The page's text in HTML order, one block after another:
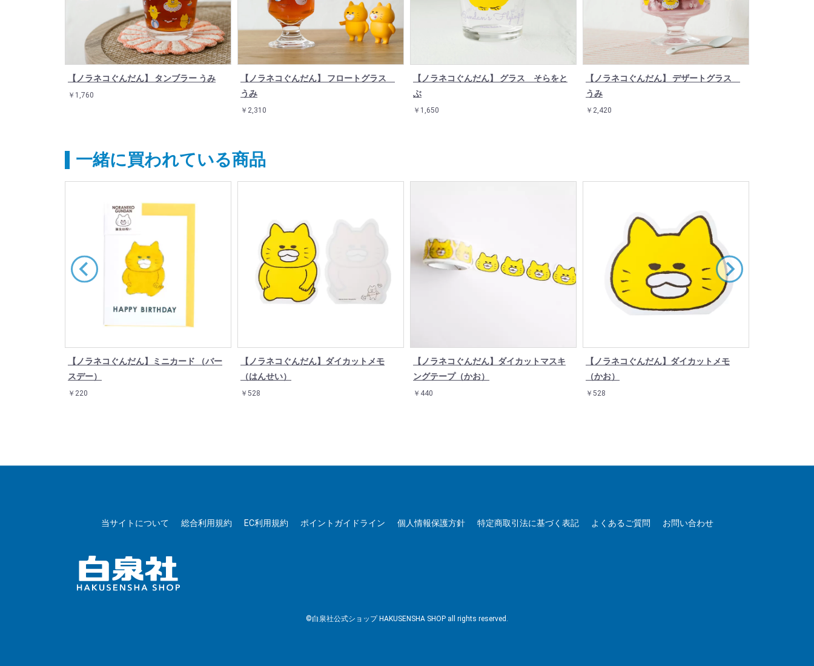
【ノラネコぐんだん】 タンブラー うみ
￥1,760
【ノラネコぐんだん】 フロートグラス
うみ
￥2,310
【ノラネコぐんだん】 グラス そらをと
ぶ
￥1,650
【ノラネコぐんだん】 デザートグラス
うみ
￥2,420
一緒に買われている商品
【ノラネコぐんだん】ミニカード （バー
スデー）
￥220
【ノラネコぐんだん】ダイカットメモ
（はんせい）
￥528
【ノラネコぐんだん】ダイカットマスキ
ングテープ（かお）
￥440
【ノラネコぐんだん】ダイカットメモ
（かお）
￥528
当サイトについて 総合利用規約 EC利用規約 ポイントガイドライン 個人情報保護方針 特定商取引法に基づく表記 よくあるご質問 お問い合わせ
©白泉社公式ショップ HAKUSENSHA SHOP all rights reserved.